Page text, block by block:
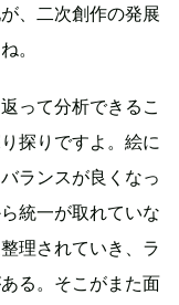
、二次創作の発展
。
って分析できるこ
探りですよ。絵に
ランスが良くなっ
統一が取れていな
理されていき、ラ
る。そこがまた面